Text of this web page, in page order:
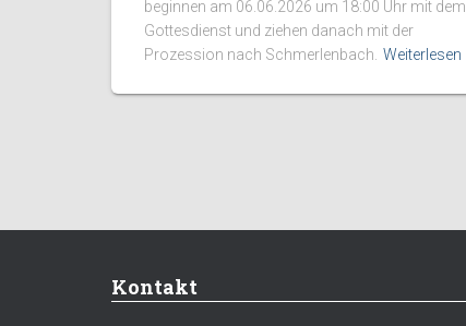
beginnen am 06.06.2026 um 18:00 Uhr mit dem
Gottesdienst und ziehen danach mit der
Prozession nach Schmerlenbach. Weiterlesen
Kontakt